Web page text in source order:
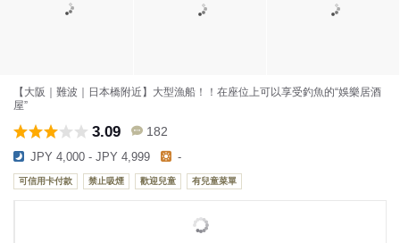
【大阪｜難波｜日本橋附近】大型漁船！！在座位上可以享受釣魚的“娛樂居酒
屋”
3.09 182
JPY 4,000 - JPY 4,999 -
可信用卡付款 禁止吸煙 歡迎兒童 有兒童菜單